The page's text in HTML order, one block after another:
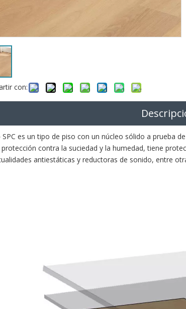
con:
SPC es un tipo de piso con un núcleo sólido a prueba
contra la suciedad y la humedad, tiene
antiestáticas y reductoras de sonido, entre